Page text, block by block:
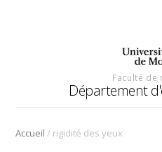
Faculté de
Département
Accueil / rigidité des yeux